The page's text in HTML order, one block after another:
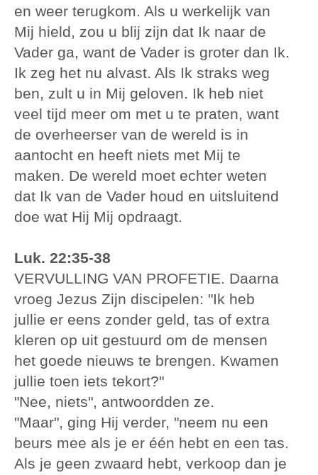
en weer terugkom. Als u werkelijk van
Mij hield, zou u blij zijn dat Ik naar de
Vader ga, want de Vader is groter dan Ik.
Ik zeg het nu alvast. Als Ik straks weg
ben, zult u in Mij geloven. Ik heb niet
veel tijd meer om met u te praten, want
de overheerser van de wereld is in
aantocht en heeft niets met Mij te
maken. De wereld moet echter weten
dat Ik van de Vader houd en uitsluitend
doe wat Hij Mij opdraagt.
Luk. 22:35-38
VERVULLING VAN PROFETIE. Daarna
vroeg Jezus Zijn discipelen: "Ik heb
jullie er eens zonder geld, tas of extra
kleren op uit gestuurd om de mensen
het goede nieuws te brengen. Kwamen
jullie toen iets tekort?"
"Nee, niets", antwoordden ze.
"Maar", ging Hij verder, "neem nu een
beurs mee als je er één hebt en een tas.
Als je geen zwaard hebt, verkoop dan je